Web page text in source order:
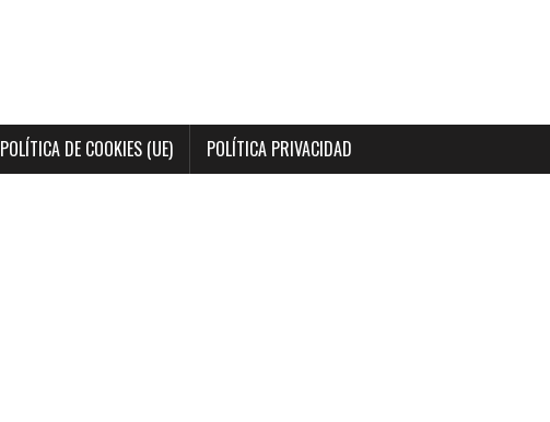
POLÍTICA DE COOKIES (UE) POLÍTICA PRIVACIDAD